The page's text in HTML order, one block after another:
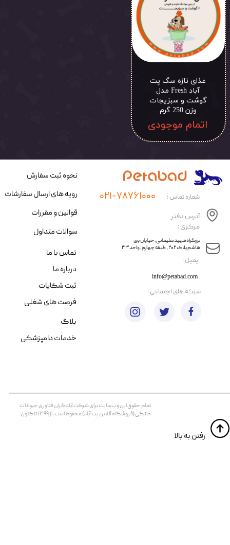
غذای تازه سگ پت
آباد Fresh مدل
گوشت و سبزیجات
وزن 250 گرم
اتمام موجودی
​ایمیل :
آدرس دفتر
مرکزی :
info@petabad.com
​​بزرگراه شهید سلیمانی، خیابان بنی
هاشم پلاک ۲۰۲ ، طبقه چهارم، واحد ۴۳
شماره تماس : ۰۲۱-۷۸۷۶۱۰۰۰
تمام حقوق اين وب‌سايت برای شرکت آبادگران فناوری حیوانات
خانگی (فروشگاه آنلاین پت آباد) محفوظ است. از ۱۳۹۹ تا کنون.
​​رفتن به بالا
نحوه ثبت سفارش
رویه های ارسال سفارشات
قوانین و مقررات
سوالات متداول
تماس با ما
درباره ما
ثبت شکایات
فرصت های شغلی
​شبکه های اجتماعی :
بلاگ
خدمات دامپزشکی